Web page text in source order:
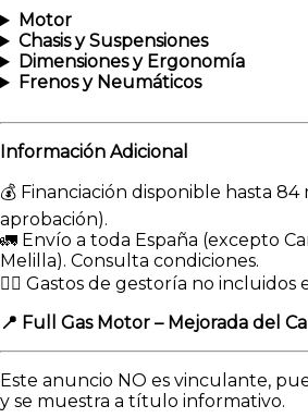
Motor
Chasis y Suspensiones
Dimensiones y Ergonomía
Frenos y Neumáticos
Información Adicional
💰 Financiación disponible hasta 84
aprobación).
🚛 Envío a toda España (excepto
Melilla). Consulta condiciones.
👉🏻 Gastos de gestoría no incluidos
📍 Full Gas Motor – Mejorada del
Este anuncio NO es vinculante,
y se muestra a título informativo.